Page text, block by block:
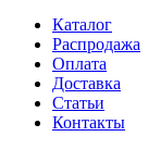
Каталог
Распродажа
Оплата
Доставка
Статьи
Контакты